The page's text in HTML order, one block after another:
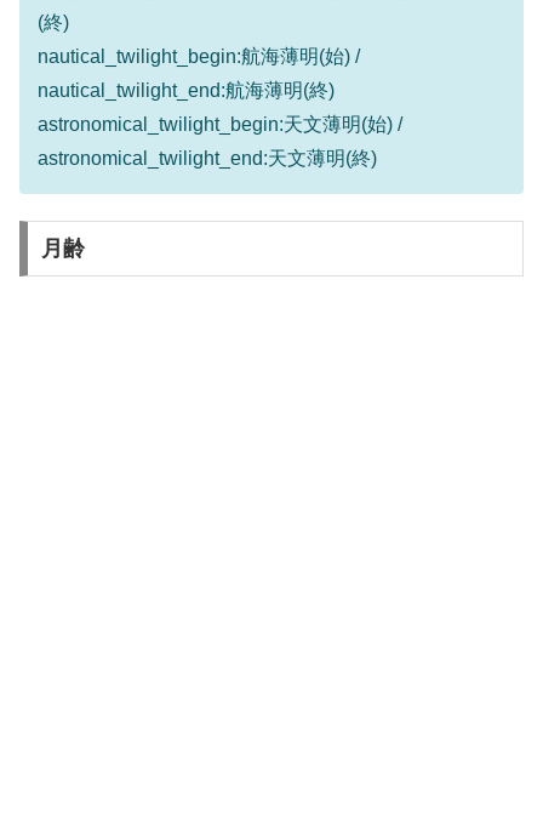
(終)
nautical_twilight_begin:航海薄明(始) /
nautical_twilight_end:航海薄明(終)
astronomical_twilight_begin:天文薄明(始) /
astronomical_twilight_end:天文薄明(終)
月齢